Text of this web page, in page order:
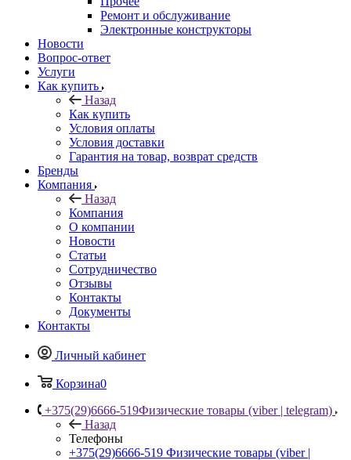
Ремонт и обслуживание
Электронные конструкторы
Новости
Вопрос-ответ
Услуги
Как купить
Назад
Как купить
Условия оплаты
Условия доставки
Гарантия на товар, возврат средств
Бренды
Компания
Назад
Компания
О компании
Новости
Статьи
Сотрудничество
Отзывы
Контакты
Документы
Контакты
Личный кабинет
Корзина0
+375(29)6666-519Физические товары (viber | telegram)
Назад
Телефоны
+375(29)6666-519 Физические товары (viber |